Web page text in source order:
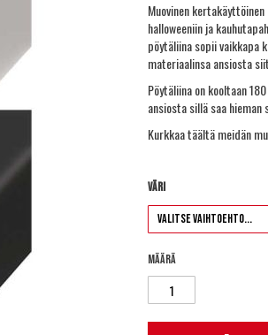
Muovinen
halloweeniin ja
pöytäliina sopii vaikkapa
materiaalinsa ansiosta
Pöytäliina on kooltaan
ansiosta sillä saa hieman
Kurkkaa täältä meidän
Väri
Määrä